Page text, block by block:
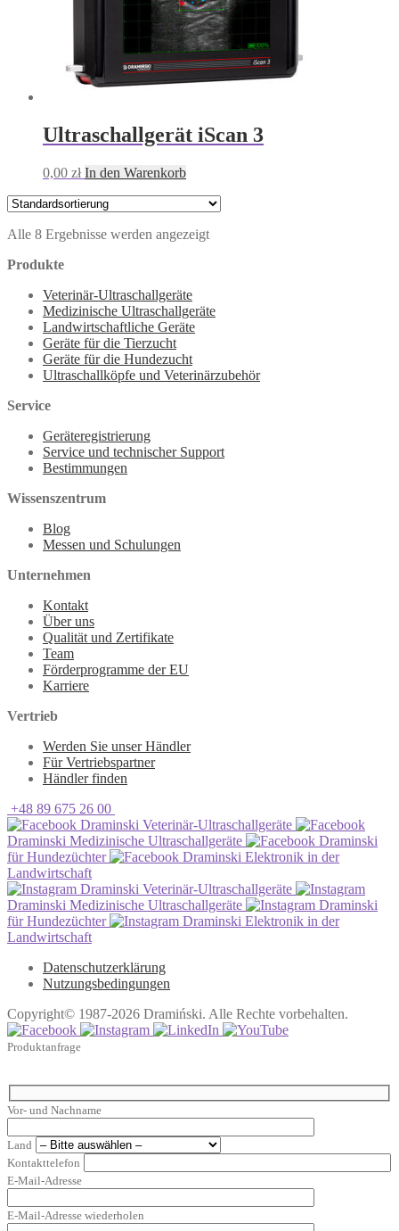
Ultraschallgerät iScan 3
0,00 zł In den Warenkorb
Alle 8 Ergebnisse werden angezeigt
Produkte
Veterinär-Ultraschallgeräte
Medizinische Ultraschallgeräte
Landwirtschaftliche Geräte
Geräte für die Tierzucht
Geräte für die Hundezucht
Ultraschallköpfe und Veterinärzubehör
Service
Geräteregistrierung
Service und technischer Support
Bestimmungen
Wissenszentrum
Blog
Messen und Schulungen
Unternehmen
Kontakt
Über uns
Qualität und Zertifikate
Team
Förderprogramme der EU
Karriere
Vertrieb
Werden Sie unser Händler
Für Vertriebspartner
Händler finden
+48 89 675 26 00
Draminski Veterinär-Ultraschallgeräte
Draminski Medizinische Ultraschallgeräte
Draminski
für Hundezüchter
Draminski Elektronik in der
Landwirtschaft
Draminski Veterinär-Ultraschallgeräte
Draminski Medizinische Ultraschallgeräte
Draminski
für Hundezüchter
Draminski Elektronik in der
Landwirtschaft
Datenschutzerklärung
Nutzungsbedingungen
Copyright© 1987-2026 Dramiński. Alle Rechte vorbehalten.
Produktanfrage
Vor- und Nachname
Land
Kontakttelefon
E-Mail-Adresse
E-Mail-Adresse wiederholen